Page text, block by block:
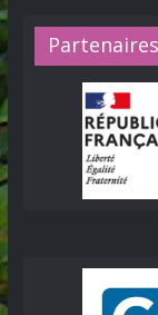
Partenaires